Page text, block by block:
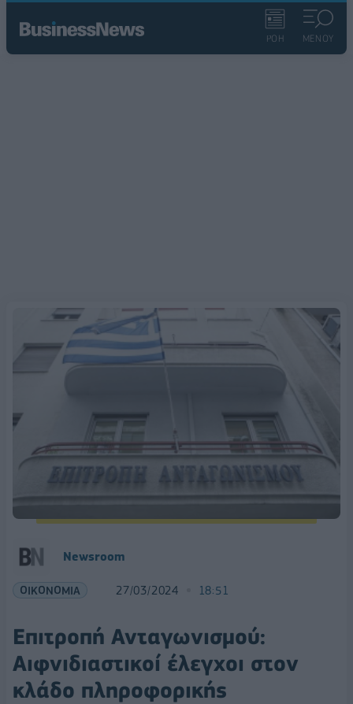
ΡΟΗ ΜΕΝΟΥ
Newsroom
ΟΙΚΟΝΟΜΙΑ 27/03/2024 18:51
Επιτροπή Ανταγωνισμού:
Αιφνιδιαστικοί έλεγχοι στον
κλάδο πληροφορικής